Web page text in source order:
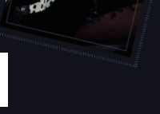
L'ATE L